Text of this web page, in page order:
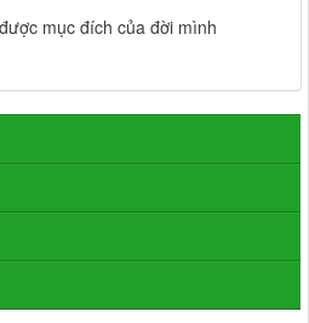
mục đích của đời mình